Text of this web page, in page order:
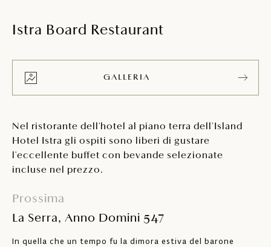
Istra Board Restaurant
GALLERIA
Nel ristorante dell'hotel al piano terra dell'Island
Hotel Istra gli ospiti sono liberi di gustare
l'eccellente buffet con bevande selezionate
incluse nel prezzo.
Prossima
La Serra, Anno Domini 547
In quella che un tempo fu la dimora estiva del barone